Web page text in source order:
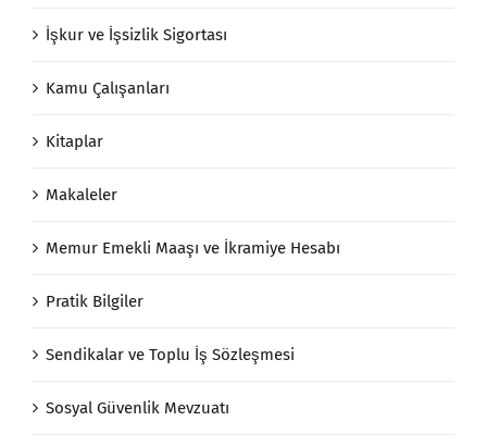
İşkur ve İşsizlik Sigortası
Kamu Çalışanları
Kitaplar
Makaleler
Memur Emekli Maaşı ve İkramiye Hesabı
Pratik Bilgiler
Sendikalar ve Toplu İş Sözleşmesi
Sosyal Güvenlik Mevzuatı